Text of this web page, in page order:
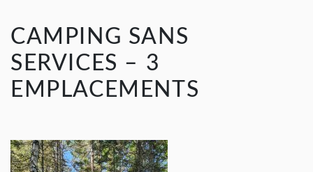
CAMPING SANS
SERVICES – 3
EMPLACEMENTS